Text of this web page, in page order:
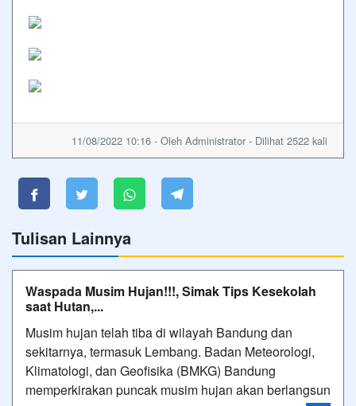
11/08/2022 10:16 - Oleh Administrator - Dilihat 2522 kali
Tulisan Lainnya
Waspada Musim Hujan!!!, Simak Tips Kesekolah
saat Hutan,...
Musim hujan telah tiba di wilayah Bandung dan
sekitarnya, termasuk Lembang. Badan Meteorologi,
Klimatologi, dan Geofisika (BMKG) Bandung
memperkirakan puncak musim hujan akan berlangsun